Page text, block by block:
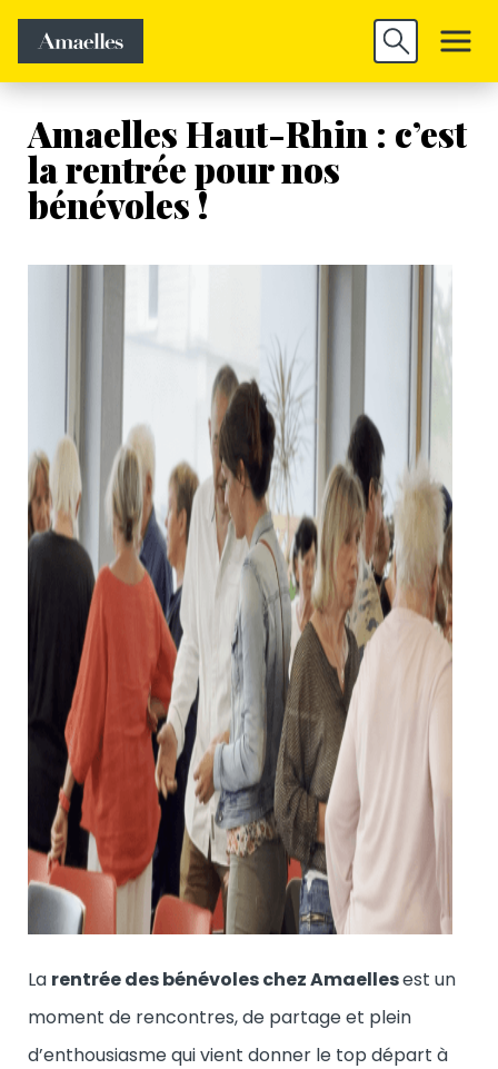
Découvrir
Amaelles Haut-Rhin : c’est
la rentrée pour nos
bénévoles !
La rentrée des bénévoles chez Amaellesest un
moment de rencontres, de partage et plein
d’enthousiasme qui vient donner le top départ à